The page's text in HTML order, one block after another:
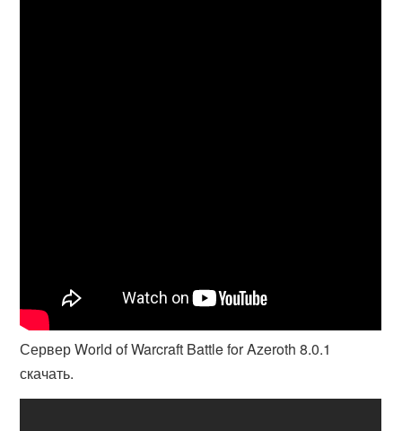
Сервер World of Warcraft Battle for Azeroth 8.0.1
скачать.